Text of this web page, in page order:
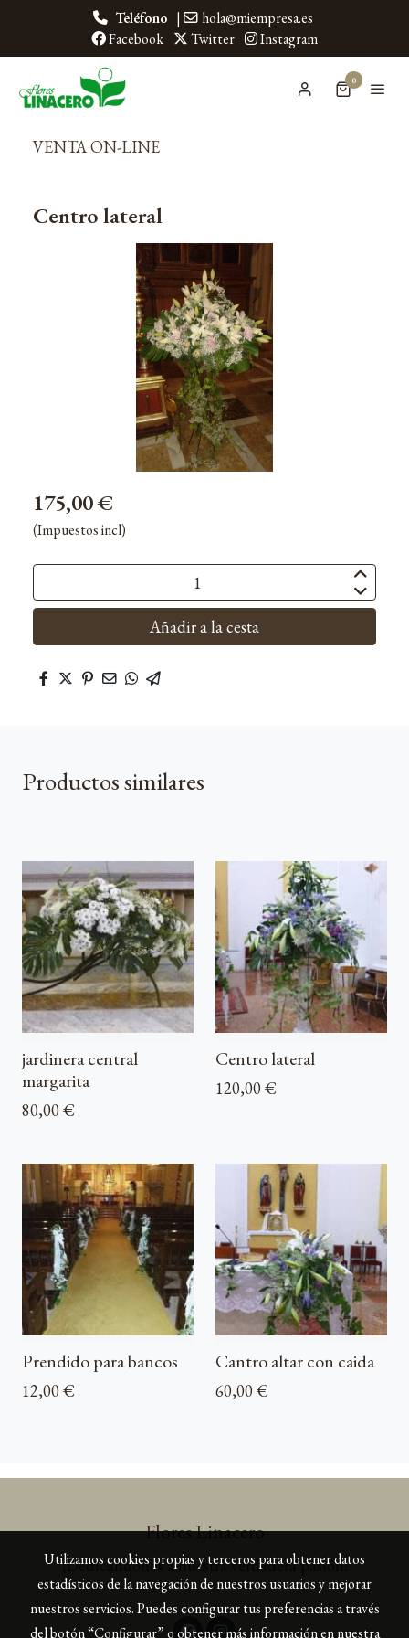
Teléfono |
hola@miempresa.es
Facebook
Twitter Instagram
0
VENTA ON-LINE
Centro lateral
175,00 €
(Impuestos incl)
Añadir a la cesta
Productos similares
jardinera central
margarita
80,00 €
Centro lateral
120,00 €
Prendido para bancos
12,00 €
Cantro altar con caida
60,00 €
Flores Linacero
¡Dedicándonos a nuestra verdadera pasión!
Utilizamos cookies propias y terceros para obtener datos
estadísticos de la navegación de nuestros usuarios y mejorar
nuestros servicios. Puedes configurar tus preferencias a través
del botón “Configurar” o obtener más información en nuestra